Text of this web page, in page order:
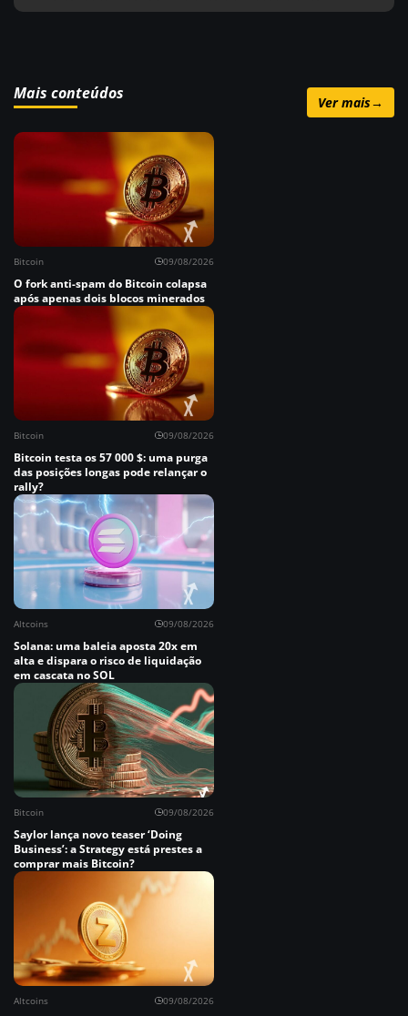
Mais conteúdos Ver mais→
Bitcoin 09/08/2026
O fork anti-spam do Bitcoin colapsa
após apenas dois blocos minerados
Bitcoin 09/08/2026
Bitcoin testa os 57 000 $: uma purga
das posições longas pode relançar o
rally?
Altcoins 09/08/2026
Solana: uma baleia aposta 20x em
alta e dispara o risco de liquidação
em cascata no SOL
Bitcoin 09/08/2026
Saylor lança novo teaser ‘Doing
Business’: a Strategy está prestes a
comprar mais Bitcoin?
Altcoins 09/08/2026